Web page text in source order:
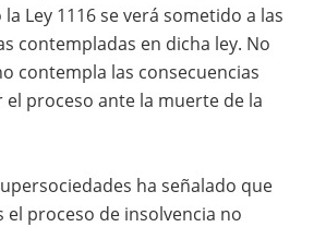
Ley 1116 se verá sometido a las
contempladas en dicha ley. No
contempla las consecuencias
proceso ante la muerte de la
ha señalado que
el proceso de insolvencia no